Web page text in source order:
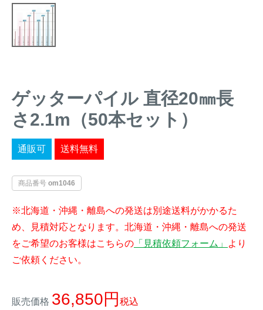
ゲッターパイル 直径20㎜長
さ2.1m（50本セット）
通販可 送料無料
商品番号 om1046
※北海道・沖縄・離島への発送は別途送料がかかるた
め、見積対応となります。北海道・沖縄・離島への発送
をご希望のお客様はこちらの 「見積依頼フォーム」
より
ご依頼ください。
販売価格 36,850 税込
金網柵
ュ柵等）
箱わな
対象動物から選ぶ
クマ対策
イタチ・テン・
マングース対策